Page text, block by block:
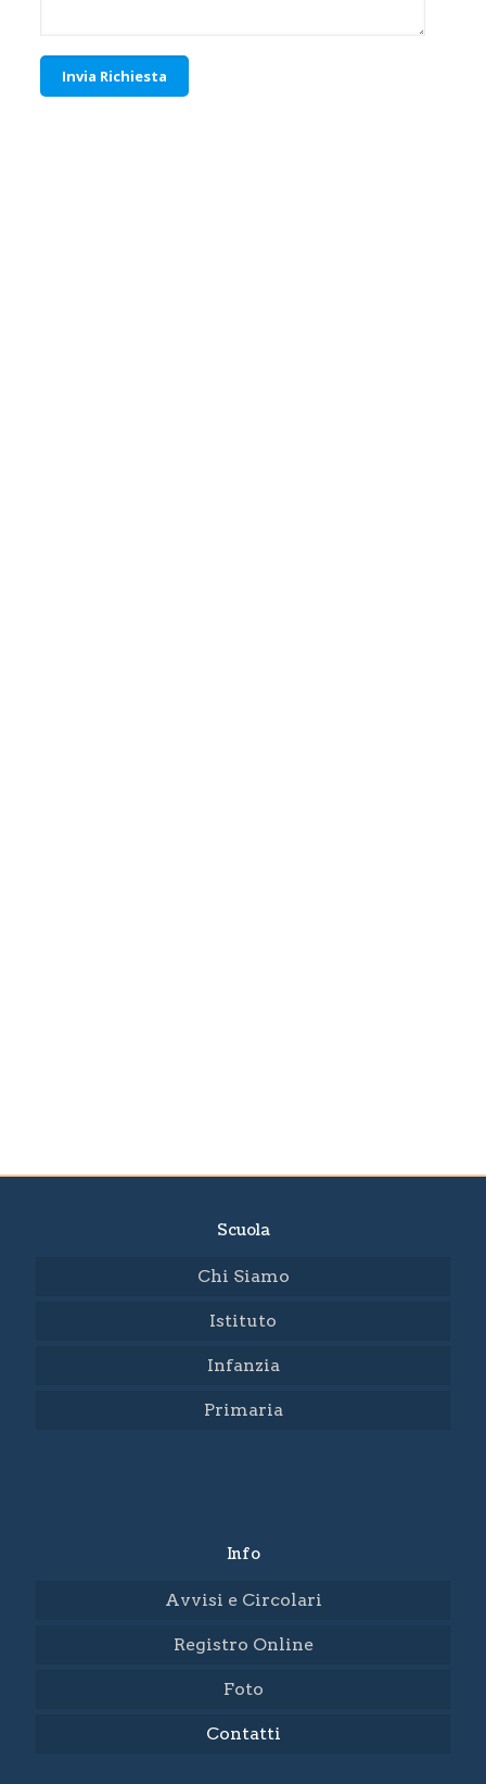
Scuola
Chi Siamo
Istituto
Infanzia
Primaria
Info
Avvisi e Circolari
Registro Online
Foto
Contatti